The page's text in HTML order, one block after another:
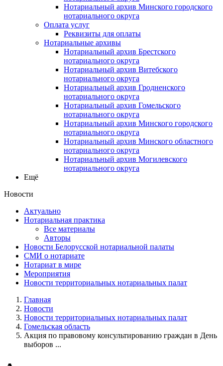
Нотариальный архив Минского городского
нотариального округа
Оплата услуг
Реквизиты для оплаты
Нотариальные архивы
Нотариальный архив Брестского
нотариального округа
Нотариальный архив Витебского
нотариального округа
Нотариальный архив Гродненского
нотариального округа
Нотариальный архив Гомельского
нотариального округа
Нотариальный архив Минского городского
нотариального округа
Нотариальный архив Минского областного
нотариального округа
Нотариальный архив Могилевского
нотариального округа
Ещё
Новости
Актуально
Нотариальная практика
Все материалы
Авторы
Новости Белорусской нотариальной палаты
СМИ о нотариате
Нотариат в мире
Мероприятия
Новости территориальных нотариальных палат
Главная
Новости
Новости территориальных нотариальных палат
Гомельская область
Акция по правовому консультированию граждан в День
выборов ...